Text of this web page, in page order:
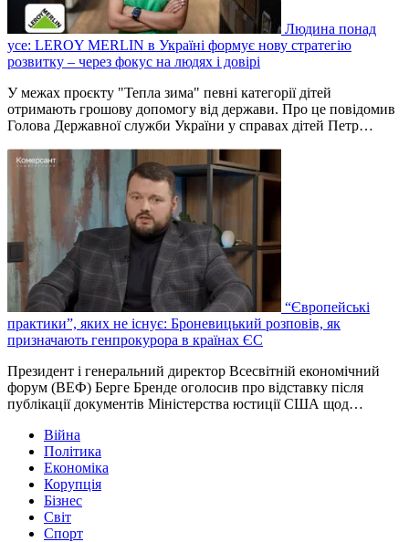
Людина понад
усе: LEROY MERLIN в Україні формує нову стратегію
розвитку – через фокус на людях і довірі
У межах проєкту "Тепла зима" певні категорії дітей
отримають грошову допомогу від держави. Про це повідомив
Голова Державної служби України у справах дітей Петр…
“Європейські
практики”, яких не існує: Броневицький розповів, як
призначають генпрокурора в країнах ЄС
Президент і генеральний директор Всесвітній економічний
форум (ВЕФ) Берге Бренде оголосив про відставку після
публікації документів Міністерства юстиції США щод…
Війна
Політика
Економіка
Корупція
Бізнес
Світ
Спорт